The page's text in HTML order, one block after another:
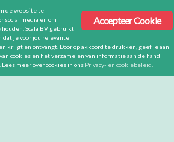
Accepteer Cookie
de website te
social media en om
Scala BV gebruikt
dat je voor jou relevante
krijgt en ontvangt. Door op akkoord te drukken, geef je aan
cookies en het verzamelen van informatie aan de hand
meer over cookies in ons Privacy- en cookiebeleid